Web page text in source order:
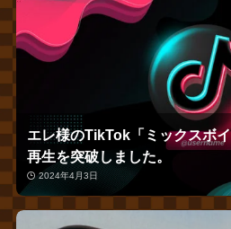
エレ様のTikTok「ミックスボ
再生を突破しました。
2024年4月3日